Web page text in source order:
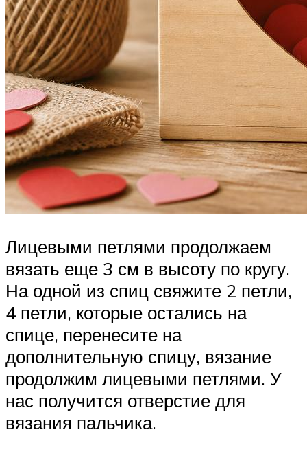
Лицевыми петлями продолжаем
вязать еще 3 см в высоту по кругу.
На одной из спиц свяжите 2 петли,
4 петли, которые остались на
спице, перенесите на
дополнительную спицу, вязание
продолжим лицевыми петлями. У
нас получится отверстие для
вязания пальчика.